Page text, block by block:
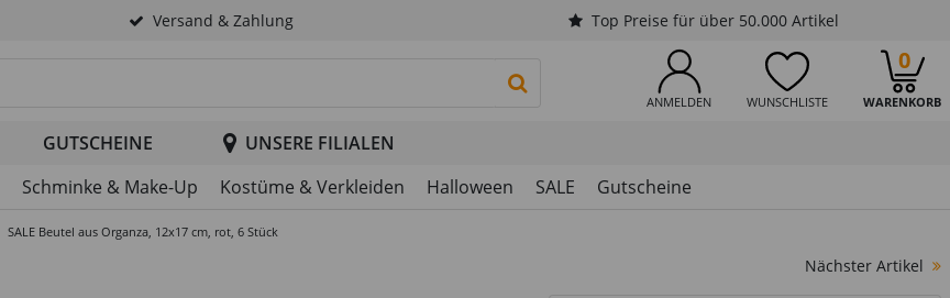
Versand & Zahlung Top Preise für über 50.000 Artikel
ANMELDEN WUNSCHLISTE WARENKORB
0
PRODUKTSUCHE STARTEN
GUTSCHEINE
UNSERE FILIALEN
Schminke & Make-Up Kostüme & Verkleiden Halloween SALE Gutscheine
SALE Beutel aus Organza, 12x17 cm, rot, 6 Stück
Nächster Artikel